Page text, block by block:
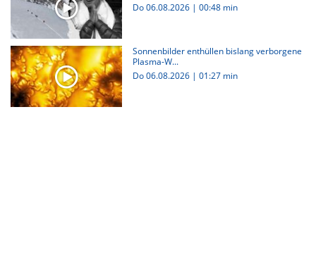
Do 06.08.2026 | 00:48 min
Sonnenbilder enthüllen bislang verborgene
Plasma-W...
Do 06.08.2026 | 01:27 min